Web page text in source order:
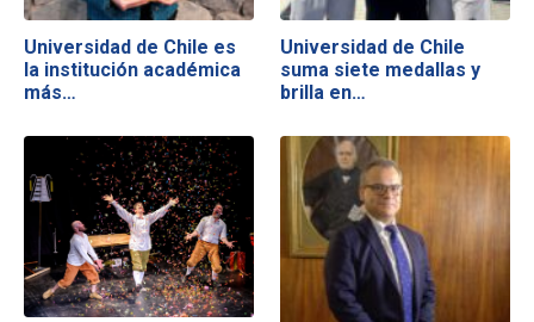
Universidad de Chile es
la institución académica
más…
Universidad de Chile
suma siete medallas y
brilla en…